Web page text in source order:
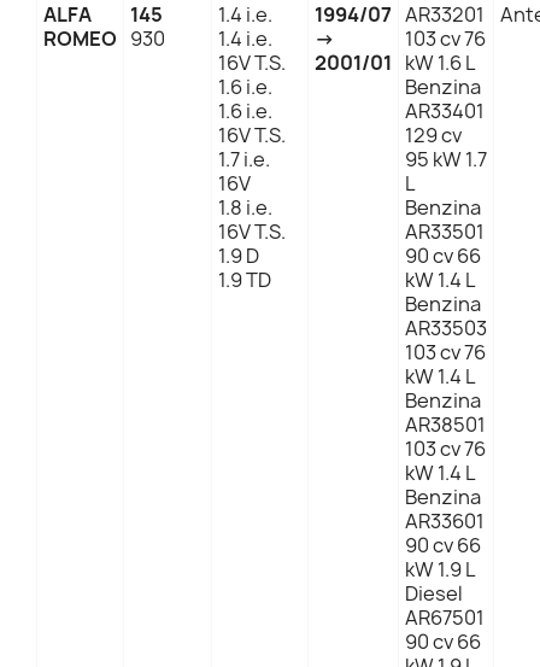
ALFA
ROMEO
145
930
1.4 i.e.
1.4 i.e.
16V T.S.
1.6 i.e.
1.6 i.e.
16V T.S.
1.7 i.e.
16V
1.8 i.e.
16V T.S.
1.9 D
1.9 TD
1994/07
→
2001/01
AR33201
103 cv 76
kW 1.6 L
Benzina
AR33401
129 cv
95 kW 1.7
L
Benzina
AR33501
90 cv 66
kW 1.4 L
Benzina
AR33503
103 cv 76
kW 1.4 L
Benzina
AR38501
103 cv 76
kW 1.4 L
Benzina
AR33601
90 cv 66
kW 1.9 L
Diesel
AR67501
90 cv 66